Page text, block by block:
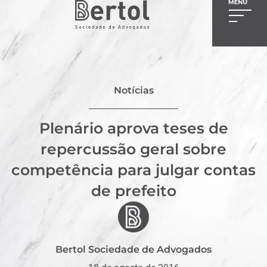
Notícias
Plenário aprova teses de
repercussão geral sobre
competência para julgar contas
de prefeito
Bertol Sociedade de Advogados